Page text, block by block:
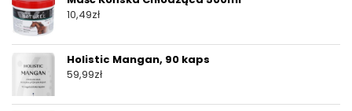
10,49zł
Holistic Mangan, 90 kaps
59,99zł